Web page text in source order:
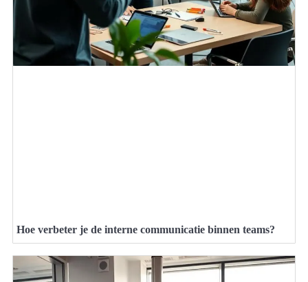
Hoe verbeter je de interne communicatie binnen teams?